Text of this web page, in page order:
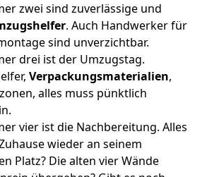
zwei sind zuverlässige und
. Auch Handwerker für
sind unverzichtbar.
drei ist der Umzugstag.
Verpackungsmaterialien,
alles muss pünktlich
vier ist die Nachbereitung. Alles
wieder an seinem
Platz? Die alten vier Wände